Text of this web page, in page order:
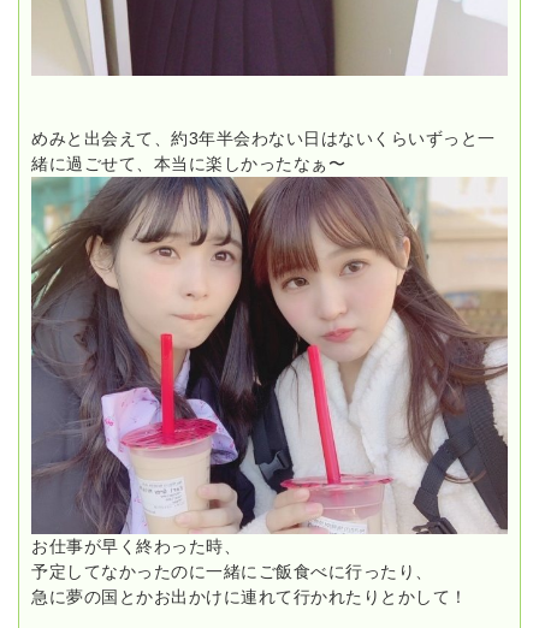
めみと出会えて、約3年半会わない日はないくらいずっと一
緒に過ごせて、本当に楽しかったなぁ〜
お仕事が早く終わった時、
予定してなかったのに一緒にご飯食べに行ったり、
急に夢の国とかお出かけに連れて行かれたりとかして！